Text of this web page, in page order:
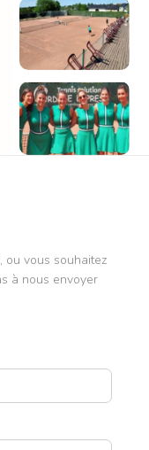
ou vous souhaitez
à nous envoyer